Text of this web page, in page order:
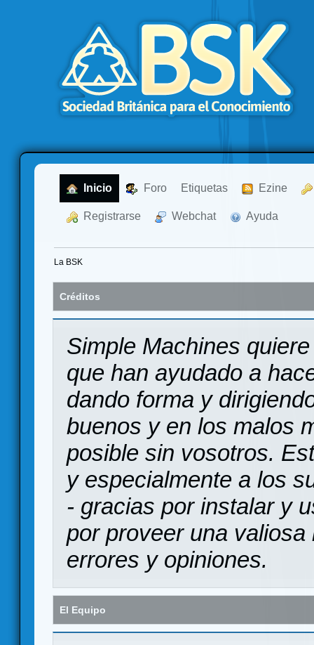
Inicio Foro Etiquetas Ezine
Registrarse Webchat Ayuda
La BSK
Créditos
Simple Machines
que han ayudado a
dando forma y
buenos y en los malos
posible sin vosotros.
y especialmente a los
- gracias por instalar y
por proveer una
errores y opiniones.
El Equipo